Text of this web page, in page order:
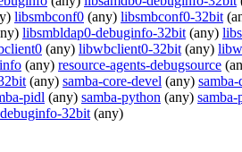
libsmbconf0 (any) libsmbconf0-32bit
libsmbldap0-debuginfo-32bit (any)
(any) libwbclient0-32bit (any)
(any) resource-agents-debugsource
(any) samba-core-devel (any)
pidl (any) samba-python (any)
32bit (any)